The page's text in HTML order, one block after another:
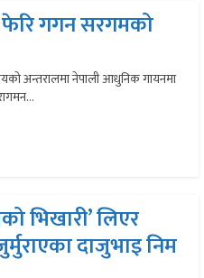
गगन सरगमको
अन्तरालमा नेपाली आधुनिक गायनमा
भिखारी’ लिएर
दाजुभाइ निम